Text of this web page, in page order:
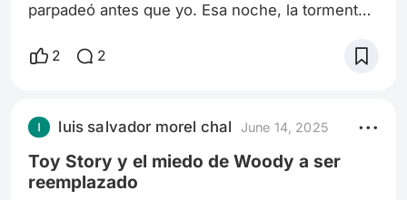
parpadeó antes que yo. Esa noche, la tormenta
La electricidad se había ido hacía una hora, y la
lavarme la cara antes de dormir. El espejo,
empañado por el vapor, apenas mostraba mi
silueta. Pasé la mano sobre el vidrio pa
2 2
luis salvador morel chal June 14, 2025
Toy Story y el miedo de Woody a ser
reemplazado